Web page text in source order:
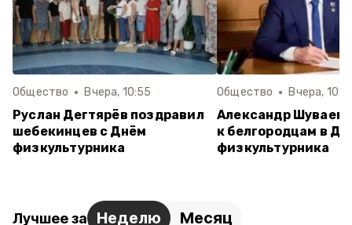
Общество Вчера, 10:55
Руслан Дегтярёв поздравил
шебекинцев с Днём
физкультурника
Общество Вчера,
Александр Шуваев
к белгородцам в
физкультурника
Лучшее за Неделю Месяц